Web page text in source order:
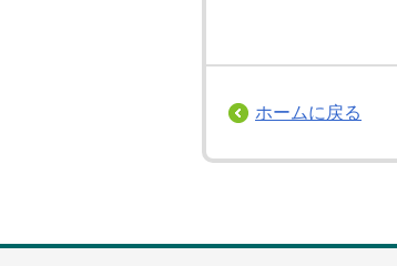
ホームに戻る